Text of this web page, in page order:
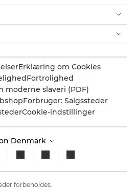
Erklæring om Cookies
Fortrolighed
moderne slaveri (PDF)
Forbruger: Salgssteder
Cookie-indstillinger
Denmark
forbeholdes.